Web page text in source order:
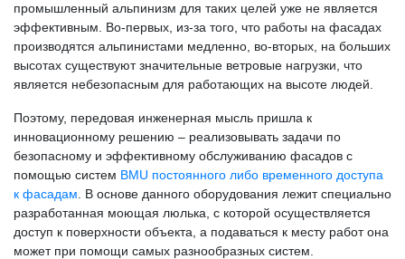
промышленный альпинизм для таких целей уже не является
эффективным. Во-первых, из-за того, что работы на фасадах
производятся альпинистами медленно, во-вторых, на больших
высотах существуют значительные ветровые нагрузки, что
является небезопасным для работающих на высоте людей.
Поэтому, передовая инженерная мысль пришла к
инновационному решению – реализовывать задачи по
безопасному и эффективному обслуживанию фасадов с
помощью систем BMU постоянного либо временного доступа
к фасадам . В основе данного оборудования лежит специально
разработанная моющая люлька, с которой осуществляется
доступ к поверхности объекта, а подаваться к месту работ она
может при помощи самых разнообразных систем.